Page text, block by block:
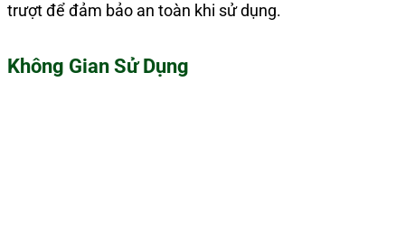
trượt để đảm bảo an toàn khi sử dụng.
Không Gian Sử Dụng